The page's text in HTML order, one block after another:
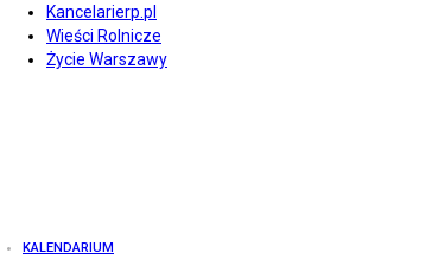
Kancelarierp.pl
Wieści Rolnicze
Życie Warszawy
KALENDARIUM